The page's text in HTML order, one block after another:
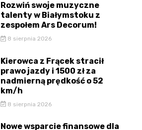
Rozwiń swoje muzyczne
talenty w Białymstoku z
zespołem Ars Decorum!
8 sierpnia 2026
Kierowca z Frącek stracił
prawo jazdy i 1500 zł za
nadmierną prędkość o 52
km/h
8 sierpnia 2026
Nowe wsparcie finansowe dla